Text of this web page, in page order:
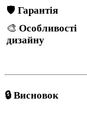
🛡️ Гарантія
🎨 Особливості
дизайну
🔒 Висновок